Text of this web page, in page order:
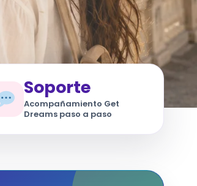
Soporte
Acompañamiento Get
Dreams paso a paso